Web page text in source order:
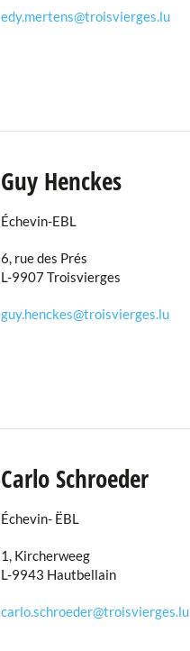
edy.mertens@troisvierges.lu
Guy Henckes
Échevin-EBL
6, rue des Prés
L-9907 Troisvierges
guy.henckes@troisvierges.lu
Carlo Schroeder
Échevin- ËBL
1, Kircherweeg
L-9943 Hautbellain
carlo.schroeder@troisvierges.lu